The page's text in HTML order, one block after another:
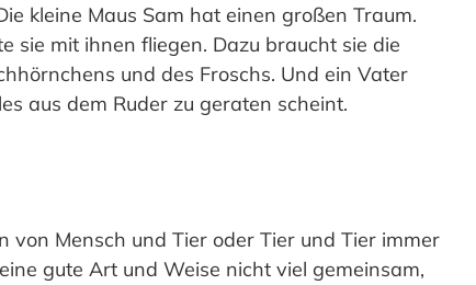
kleine Maus Sam hat einen großen Traum.
sie mit ihnen fliegen. Dazu braucht sie die
und des Froschs. Und ein Vater
aus dem Ruder zu geraten scheint.
Mensch und Tier oder Tier und Tier immer
gute Art und Weise nicht viel gemeinsam,